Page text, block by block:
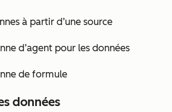
à partir d’une source
d’agent pour les données
de formule
données